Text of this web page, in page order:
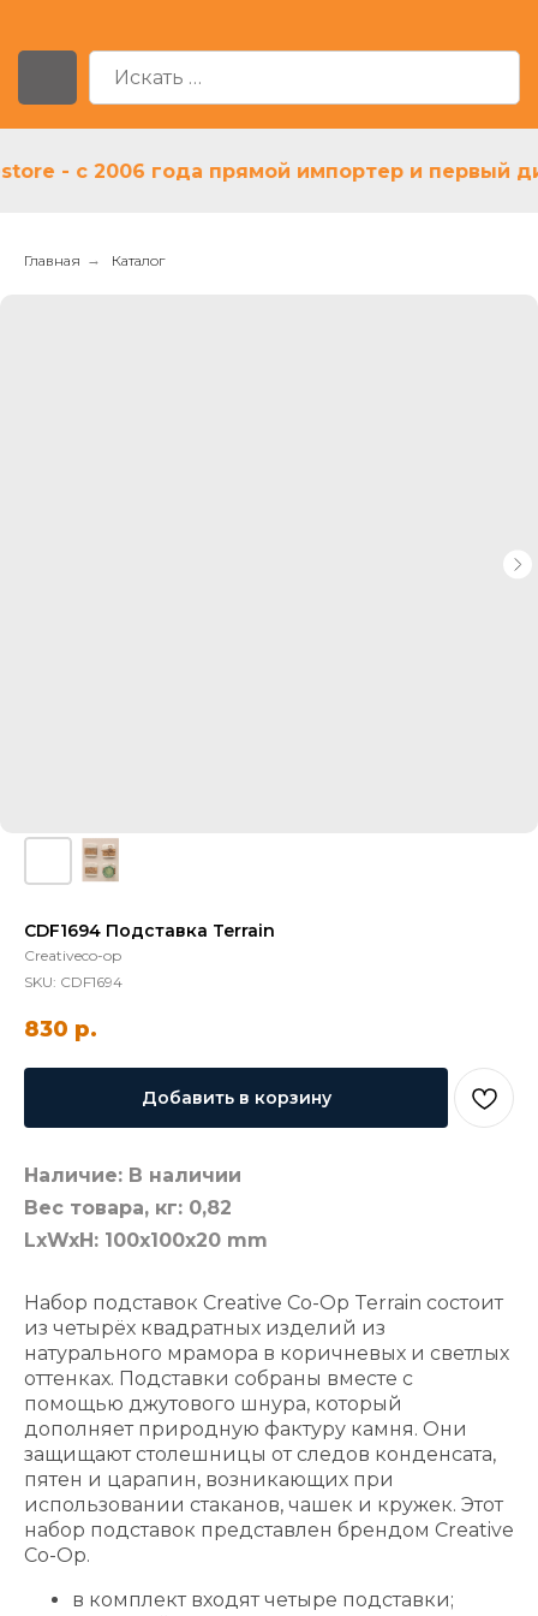
- с 2006 года прямой импортер и первый
Главная → Каталог
CDF1694 Подставка Terrain
Creativeco-op
SKU: CDF1694
830 р.
Добавить в корзину
Наличие: В наличии
Вес товара, кг: 0,82
LxWxH: 100x100x20 mm
Набор подставок Creative Co-Op Terrain состоит
из четырёх квадратных изделий из
натурального мрамора в коричневых и светлых
оттенках. Подставки собраны вместе с
помощью джутового шнура, который
дополняет природную фактуру камня. Они
защищают столешницы от следов конденсата,
пятен и царапин, возникающих при
использовании стаканов, чашек и кружек. Этот
набор подставок представлен брендом Creative
Co-Op.
в комплект входят четыре подставки;